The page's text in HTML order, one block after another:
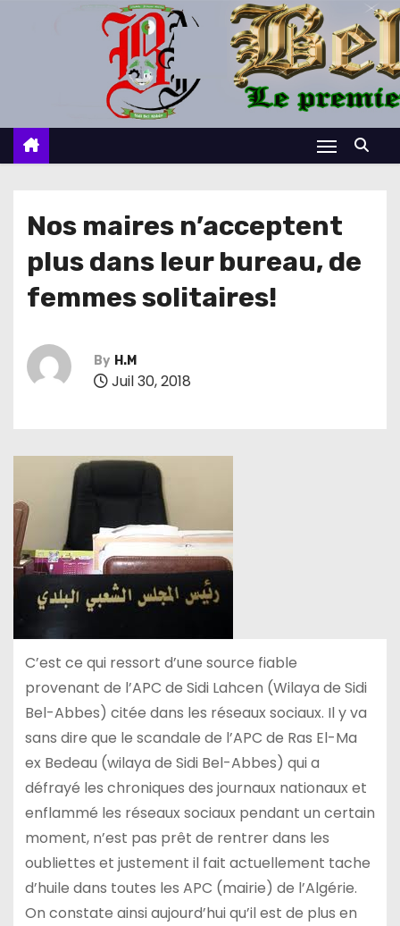
c
Nos maires n’acceptent
plus dans leur bureau, de
femmes solitaires!
By H.M
Juil 30, 2018
C’est ce qui ressort d’une source fiable
provenant de l’APC de Sidi Lahcen (Wilaya de Sidi
Bel-Abbes) citée dans les réseaux sociaux. Il y va
sans dire que le scandale de l’APC de Ras El-Ma
ex Bedeau (wilaya de Sidi Bel-Abbes) qui a
défrayé les chroniques des journaux nationaux et
enflammé les réseaux sociaux pendant un certain
moment, n’est pas prêt de rentrer dans les
oubliettes et justement il fait actuellement tache
d’huile dans toutes les APC (mairie) de l’Algérie.
On constate ainsi aujourd’hui qu’il est de plus en